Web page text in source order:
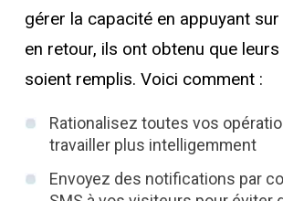
gérer la capacité en appuyant
en retour, ils ont obtenu que
soient remplis. Voici comment :
Rationalisez toutes vos
travailler plus intelligemment
Envoyez des notifications par